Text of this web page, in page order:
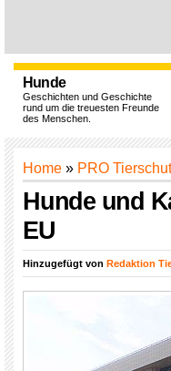
Hunde
Geschichten und Geschichte
rund um die treuesten Freunde
des Menschen.
Home » PRO
Hunde und
EU
Hinzugefügt von Redaktion